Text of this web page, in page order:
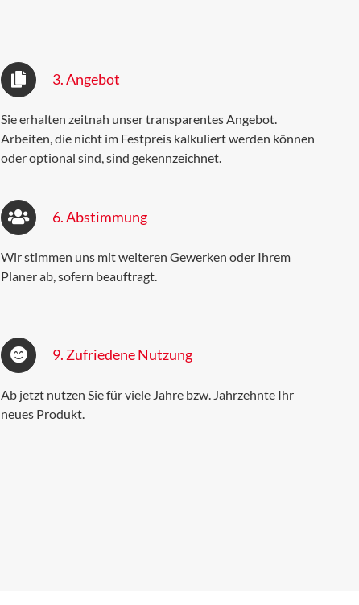
3. Angebot
Sie erhalten zeitnah unser transparentes Angebot.
Arbeiten, die nicht im Festpreis kalkuliert werden können
oder optional sind, sind gekennzeichnet.
6. Abstimmung
Wir stimmen uns mit weiteren Gewerken oder Ihrem
Planer ab, sofern beauftragt.
9. Zufriedene Nutzung
Ab jetzt nutzen Sie für viele Jahre bzw. Jahrzehnte Ihr
neues Produkt.